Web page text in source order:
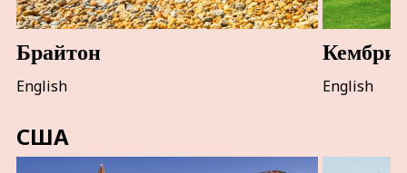
Брайтон
English English
США